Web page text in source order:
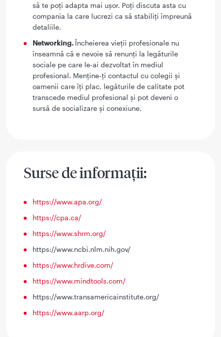
să te poți adapta mai ușor. Poți discuta asta cu
compania la care lucrezi ca să stabiliți împreună
detaliile.
Networking.Încheierea vieții profesionale nu
înseamnă că e nevoie să renunți la legăturile
sociale pe care le-ai dezvoltat în mediul
profesional. Menține-ți contactul cu colegii și
oamenii care îți plac, legăturile de calitate pot
transcede mediul profesional și pot deveni o
sursă de socializare și conexiune.
Surse de informații:
https://www.apa.org/
https://cpa.ca/
https://www.shrm.org/
https://www.ncbi.nlm.nih.gov/
https://www.hrdive.com/
https://www.mindtools.com/
https://www.transamericainstitute.org/
https://www.aarp.org/